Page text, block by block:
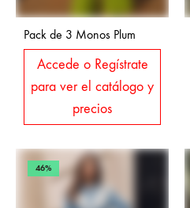
Pack de 3 Monos Plum
Accede o Regístrate
para ver el catálogo y
precios
46%